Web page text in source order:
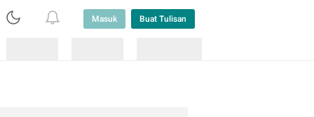
Masuk Buat Tulisan